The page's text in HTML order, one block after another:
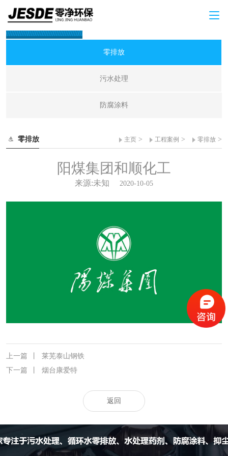
工程案例
零排放
污水处理
防腐涂料
零排放 主页 > 工程案例 > 零排放 >
阳煤集团和顺化工
来源:未知 2020-10-05
上一篇
莱芜泰山钢铁
下一篇
烟台康爱特
返回